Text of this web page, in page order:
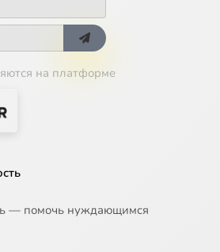
на платформе
— помочь нуждающимся